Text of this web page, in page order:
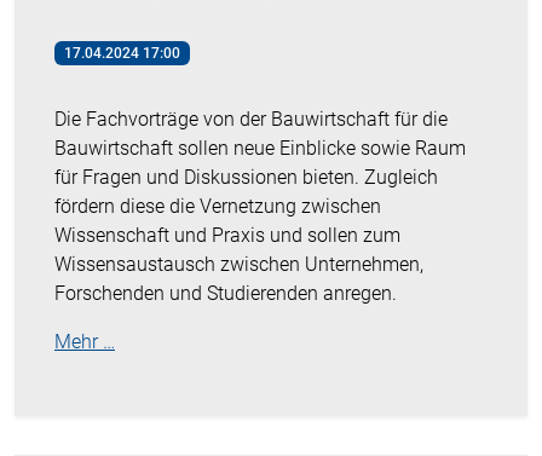
17.04.2024 17:00
Die Fachvorträge von der Bauwirtschaft für die
Bauwirtschaft sollen neue Einblicke sowie Raum
für Fragen und Diskussionen bieten. Zugleich
fördern diese die Vernetzung zwischen
Wissenschaft und Praxis und sollen zum
Wissensaustausch zwischen Unternehmen,
Forschenden und Studierenden anregen.
Mehr …